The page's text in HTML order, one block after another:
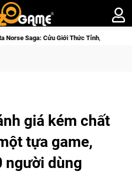
Giới Thức Tỉnh, Săn DJI Osmo Pocket 3
giá kém chất
tựa game,
người dùng